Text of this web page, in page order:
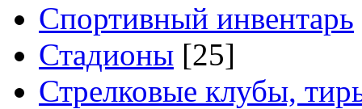
Спортивный инвентарь
Стадионы [25]
Стрелковые клубы,